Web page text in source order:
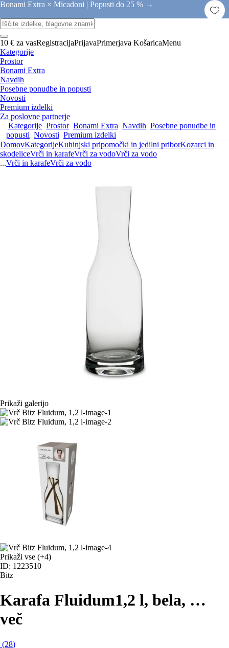
Bonami Extra × Micadoni | Popusti do 25 % →
10 € za vasRegistracijaPrijavaPrimerjava KošaricaMenu
Kategorije
Prostor
Bonami Extra
Navdih
Posebne ponudbe in popusti
Novosti
Premium izdelki
Za poslovne partnerje
Kategorije Prostor Bonami Extra Navdih Posebne ponudbe in
popusti Novosti Premium izdelki
DomovKategorijeKuhinjski pripomočki in jedilni priborKozarci in
skodeliceVrči in karafeVrči za vodoVrči za vodo
...Vrči in karafeVrči za vodo
Prikaži galerijo
Prikaži vse (+4)
ID: 1223510
Bitz
Karafa Fluidum1,2 l, bela, …
več
(28)